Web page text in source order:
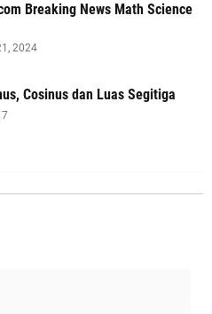
Breaking News Math Science
2024
Cosinus dan Luas Segitiga